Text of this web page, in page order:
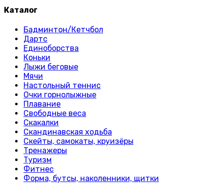
Каталог
Бадминтон/Кетчбол
Дартс
Единоборства
Коньки
Лыжи беговые
Мячи
Настольный теннис
Очки горнолыжные
Плавание
Свободные веса
Скакалки
Скандинавская ходьба
Скейты, самокаты, круизёры
Тренажеры
Туризм
Фитнес
Форма, бутсы, наколенники, щитки